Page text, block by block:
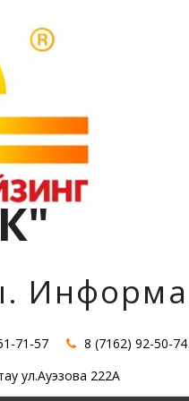
71-57 8 (7162) 92-50-74
ул.Ауэзова 222А